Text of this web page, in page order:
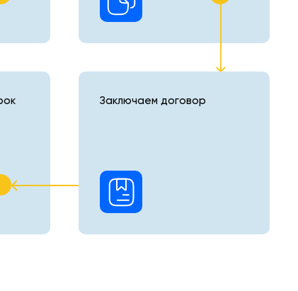
Заключаем договор